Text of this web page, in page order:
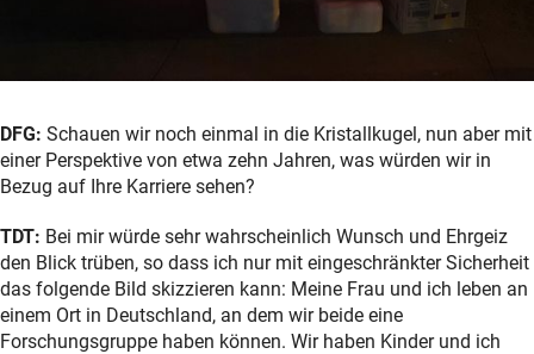
DFG: Schauen wir noch einmal in die Kristallkugel, nun aber mit
einer Perspektive von etwa zehn Jahren, was würden wir in
Bezug auf Ihre Karriere sehen?
TDT: Bei mir würde sehr wahrscheinlich Wunsch und Ehrgeiz
den Blick trüben, so dass ich nur mit eingeschränkter Sicherheit
das folgende Bild skizzieren kann: Meine Frau und ich leben an
einem Ort in Deutschland, an dem wir beide eine
Forschungsgruppe haben können. Wir haben Kinder und ich